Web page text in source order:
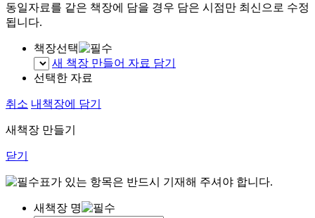
동일자료를 같은 책장에 담을 경우 담은 시점만 최신으로 수정
됩니다.
책장선택
새 책장 만들어 자료 담기
선택한 자료
취소 내책장에 담기
새책장 만들기
닫기
표가 있는 항목은 반드시 기재해 주셔야 합니다.
새책장 명